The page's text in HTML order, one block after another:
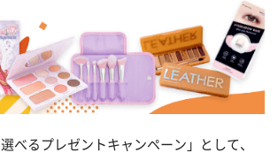
べるプレゼントキャンペーン」として、